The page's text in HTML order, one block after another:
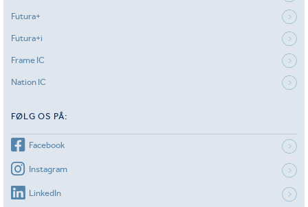
Futura+
Futura+i
Frame IC
Nation IC
FØLG OS PÅ:
Facebook
Instagram
LinkedIn